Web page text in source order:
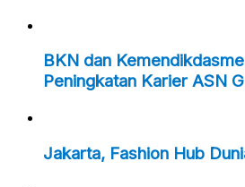
BKN dan
Peningkatan Karier ASN
Jakarta, Fashion Hub